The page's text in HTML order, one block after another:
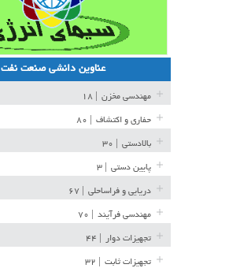
عناوین دانشی صنعت نفت
مهندسی مخزن
حفاری و اکتشاف
بالادستی
پایین دستی
دریایی و فراساحلی
مهندسی فرآیند
تجهیزات دوار
تجهیزات ثابت